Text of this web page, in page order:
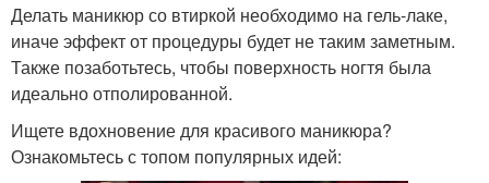
Делать маникюр со втиркой необходимо на гель-лаке,
иначе эффект от процедуры будет не таким заметным.
Также позаботьтесь, чтобы поверхность ногтя была
идеально отполированной.
Ищете вдохновение для красивого маникюра?
Ознакомьтесь с топом популярных идей: